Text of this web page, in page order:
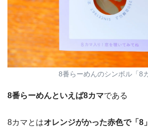
8番らーめんのシンボル「8カ
8番らーめんといえば8カマである
8カマとはオレンジがかった赤色で「8